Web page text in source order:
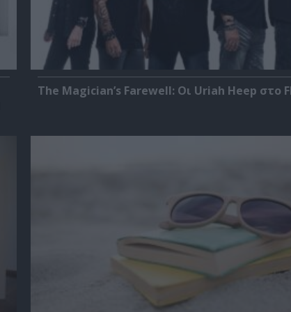
The Magician’s Farewell: Οι Uriah Heep στο